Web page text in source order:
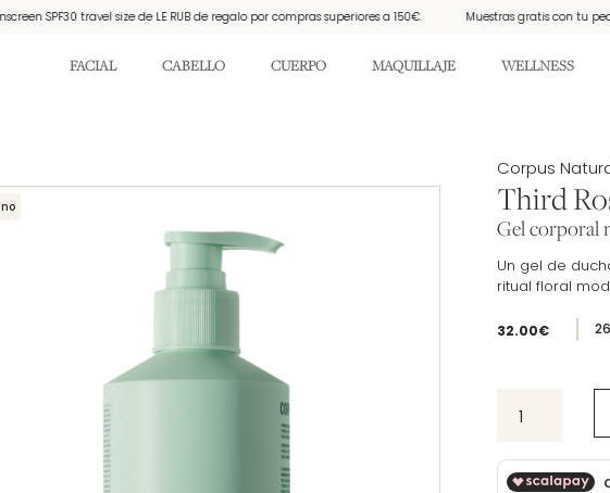
SPF30 travel size de LE RUB de regalo por compras superiores a 150€. Muestras gratis con tu pedido
FACIAL CABELLO CUERPO MAQUILLAJE WELLNESS
Corpus
Third
Gel corporal
Un gel de
ritual floral
32.00€
Rose
Wash
cantidad